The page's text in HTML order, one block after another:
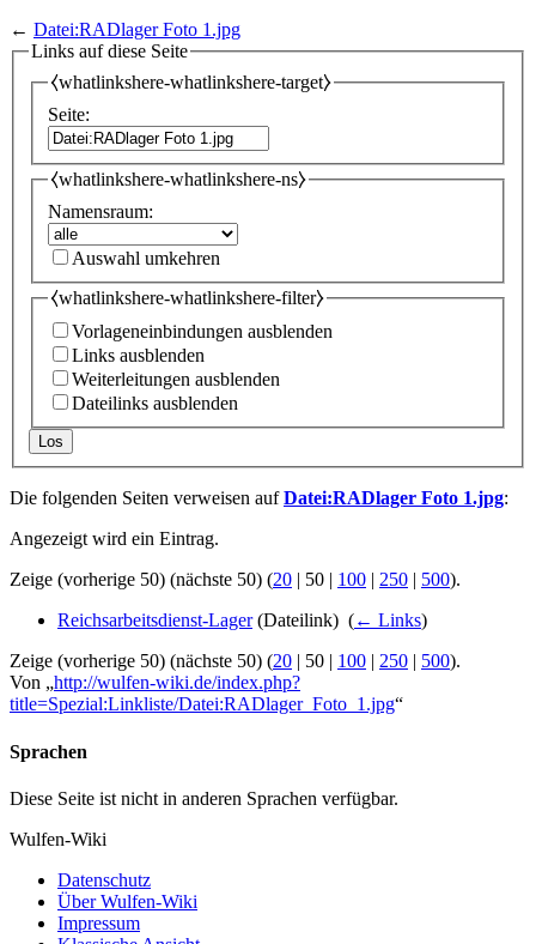
← Datei:RADlager Foto 1.jpg
Links auf diese Seite
⧼whatlinkshere-whatlinkshere-target⧽
Seite:
⧼whatlinkshere-whatlinkshere-ns⧽
Namensraum:
Auswahl umkehren
⧼whatlinkshere-whatlinkshere-filter⧽
Vorlageneinbindungen ausblenden
Links ausblenden
Weiterleitungen ausblenden
Dateilinks ausblenden
Los
Die folgenden Seiten verweisen aufDatei:RADlager Foto 1.jpg:
Angezeigt wird ein Eintrag.
Zeige (vorherige 50) (nächste 50) (20 | 50 | 100 | 250 | 500).
Reichsarbeitsdienst-Lager(Dateilink) ‎ (← Links)
Zeige (vorherige 50) (nächste 50) (20 | 50 | 100 | 250 | 500).
Von „http://wulfen-wiki.de/index.php?
title=Spezial:Linkliste/Datei:RADlager_Foto_1.jpg“
Sprachen
Diese Seite ist nicht in anderen Sprachen verfügbar.
Wulfen-Wiki
Datenschutz
Über Wulfen-Wiki
Impressum